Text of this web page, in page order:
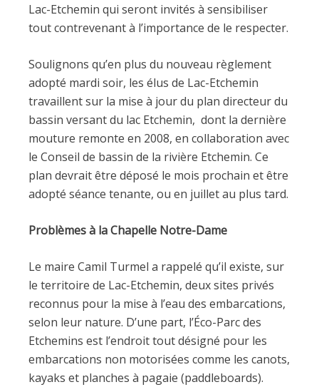
Lac-Etchemin qui seront invités à sensibiliser
tout contrevenant à l’importance de le respecter.
Soulignons qu’en plus du nouveau règlement
adopté mardi soir, les élus de Lac-Etchemin
travaillent sur la mise à jour du plan directeur du
bassin versant du lac Etchemin, dont la dernière
mouture remonte en 2008, en collaboration avec
le Conseil de bassin de la rivière Etchemin. Ce
plan devrait être déposé le mois prochain et être
adopté séance tenante, ou en juillet au plus tard.
Problèmes à la Chapelle Notre-Dame
Le maire Camil Turmel a rappelé qu’il existe, sur
le territoire de Lac-Etchemin, deux sites privés
reconnus pour la mise à l’eau des embarcations,
selon leur nature. D’une part, l’Éco-Parc des
Etchemins est l’endroit tout désigné pour les
embarcations non motorisées comme les canots,
kayaks et planches à pagaie (paddleboards).